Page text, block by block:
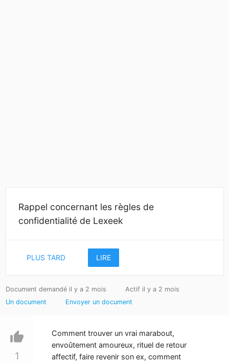
Rappel concernant les règles de
confidentialité de Lexeek
PLUS TARD LIRE
Document demandé il y a 2 mois
Actif il y a 2 mois
Un document
Envoyer un document
thumb_up
1
Comment trouver un vrai marabout,
envoûtement amoureux, rituel de retour
affectif, faire revenir son ex, comment